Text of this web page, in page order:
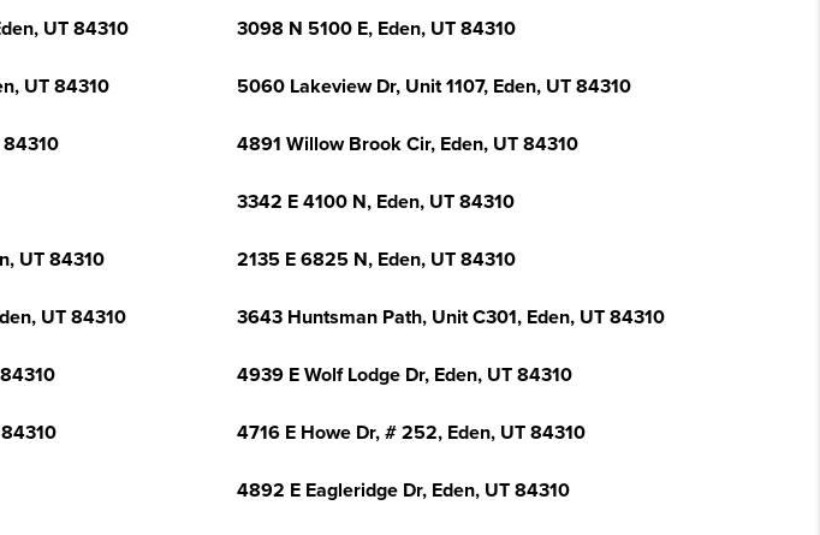
UT 84310 3098 N 5100 E, Eden, UT 84310
UT 84310 5060 Lakeview Dr, Unit 1107, Eden, UT 84310
84310 4891 Willow Brook Cir, Eden, UT 84310
3342 E 4100 N, Eden, UT 84310
UT 84310 2135 E 6825 N, Eden, UT 84310
UT 84310 3643 Huntsman Path, Unit C301, Eden, UT 84310
4939 E Wolf Lodge Dr, Eden, UT 84310
4716 E Howe Dr, # 252, Eden, UT 84310
4892 E Eagleridge Dr, Eden, UT 84310